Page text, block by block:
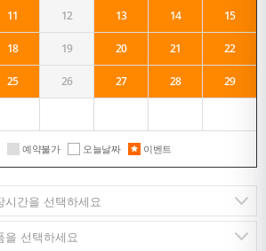
11 12 13 14 15
18 19 20 21 22
25 26 27 28 29
예약불가 오늘날짜 이벤트